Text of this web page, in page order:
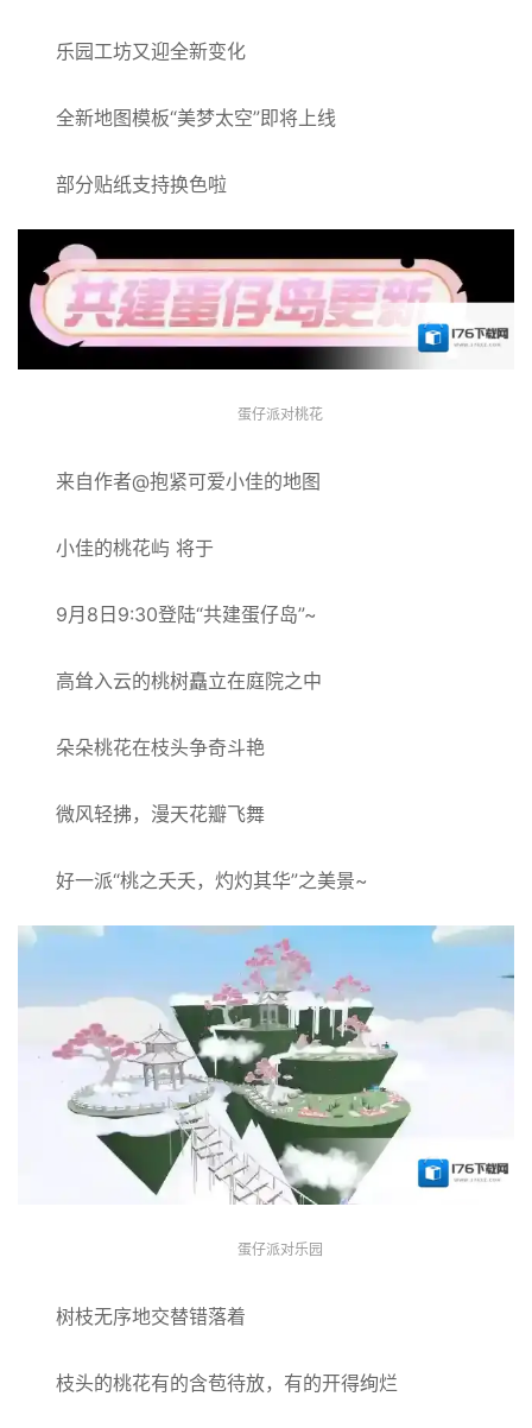
乐园工坊又迎全新变化
全新地图模板“美梦太空”即将上线
部分贴纸支持换色啦
蛋仔派对桃花
来自作者@抱紧可爱小佳的地图
小佳的桃花屿 将于
9月8日9:30登陆“共建蛋仔岛”~
高耸入云的桃树矗立在庭院之中
朵朵桃花在枝头争奇斗艳
微风轻拂，漫天花瓣飞舞
好一派“桃之夭夭，灼灼其华”之美景~
蛋仔派对乐园
树枝无序地交替错落着
枝头的桃花有的含苞待放，有的开得绚烂